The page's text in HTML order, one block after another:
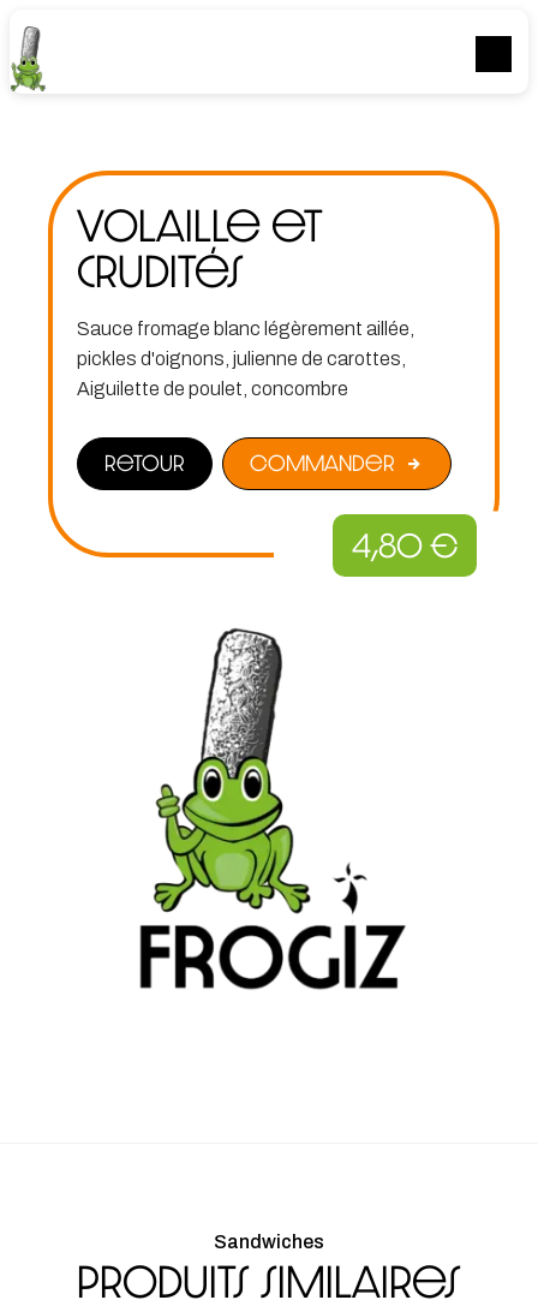
Volaille et
crudités
4,80€
Sauce fromage blanc légèrement aillée,
pickles d'oignons, julienne de carottes,
Aiguilette de poulet, concombre
Retour Commander
Sandwiches
Produits similaires